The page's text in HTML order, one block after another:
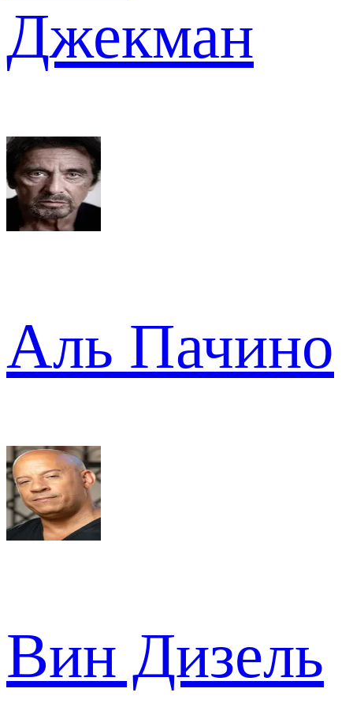
Джекман
Аль Пачино
Вин Дизель